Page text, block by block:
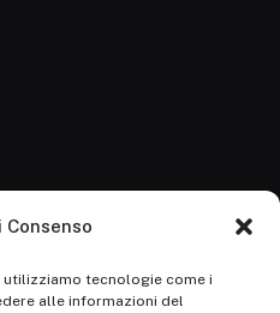
Consenso
tecnologie come i
alle informazioni del